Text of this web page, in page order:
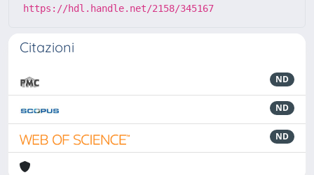
https://hdl.handle.net/2158/345167
Citazioni
ND
ND
ND